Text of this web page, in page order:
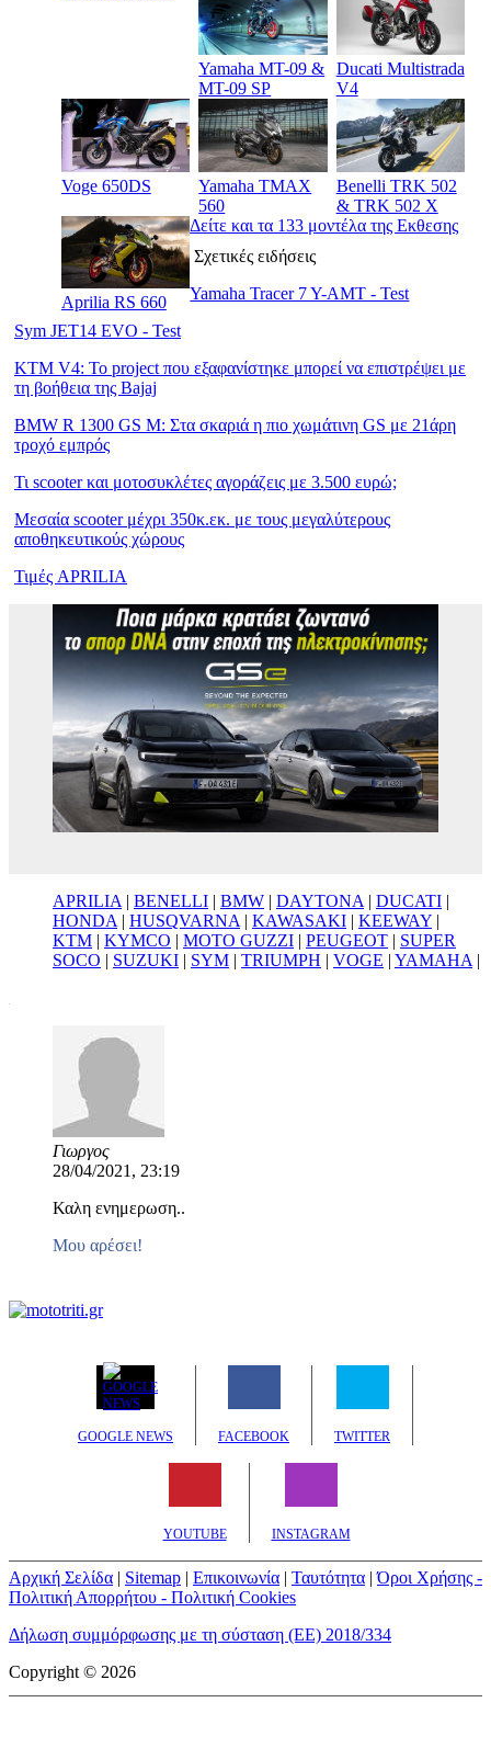
Yamaha MT-09 &
MT-09 SP
Ducati Multistrada
V4
Voge 650DS
Yamaha TMAX
560
Benelli TRK 502
& TRK 502 X
Aprilia RS 660
Δείτε και τα 133 μοντέλα της Εκθεσης
Σχετικές ειδήσεις
Yamaha Tracer 7 Y-AMT - Test
Sym JET14 EVO - Test
KTM V4: Το project που εξαφανίστηκε μπορεί να επιστρέψει με
τη βοήθεια της Bajaj
BMW R 1300 GS M: Στα σκαριά η πιο χωμάτινη GS με 21άρη
τροχό εμπρός
Τι scooter και μοτοσυκλέτες αγοράζεις με 3.500 ευρώ;
Μεσαία scooter μέχρι 350κ.εκ. με τους μεγαλύτερους
αποθηκευτικούς χώρους
Τιμές APRILIA
APRILIA | BENELLI | BMW | DAYTONA | DUCATI |
HONDA | HUSQVARNA | KAWASAKI | KEEWAY |
KTM | KYMCO | MOTO GUZZI | PEUGEOT | SUPER
SOCO | SUZUKI | SYM | TRIUMPH | VOGE | YAMAHA |
Γιωργος
28/04/2021, 23:19
Καλη ενημερωση..
Μου αρέσει!
GOOGLE NEWS FACEBOOK TWITTER
YOUTUBE INSTAGRAM
Αρχική Σελίδα | Sitemap | Επικοινωνία | Ταυτότητα |Όροι Χρήσης -
Πολιτική Απορρήτου - Πολιτική Cookies
Δήλωση συμμόρφωσης με τη σύσταση (ΕΕ) 2018/334
Copyright © 2026